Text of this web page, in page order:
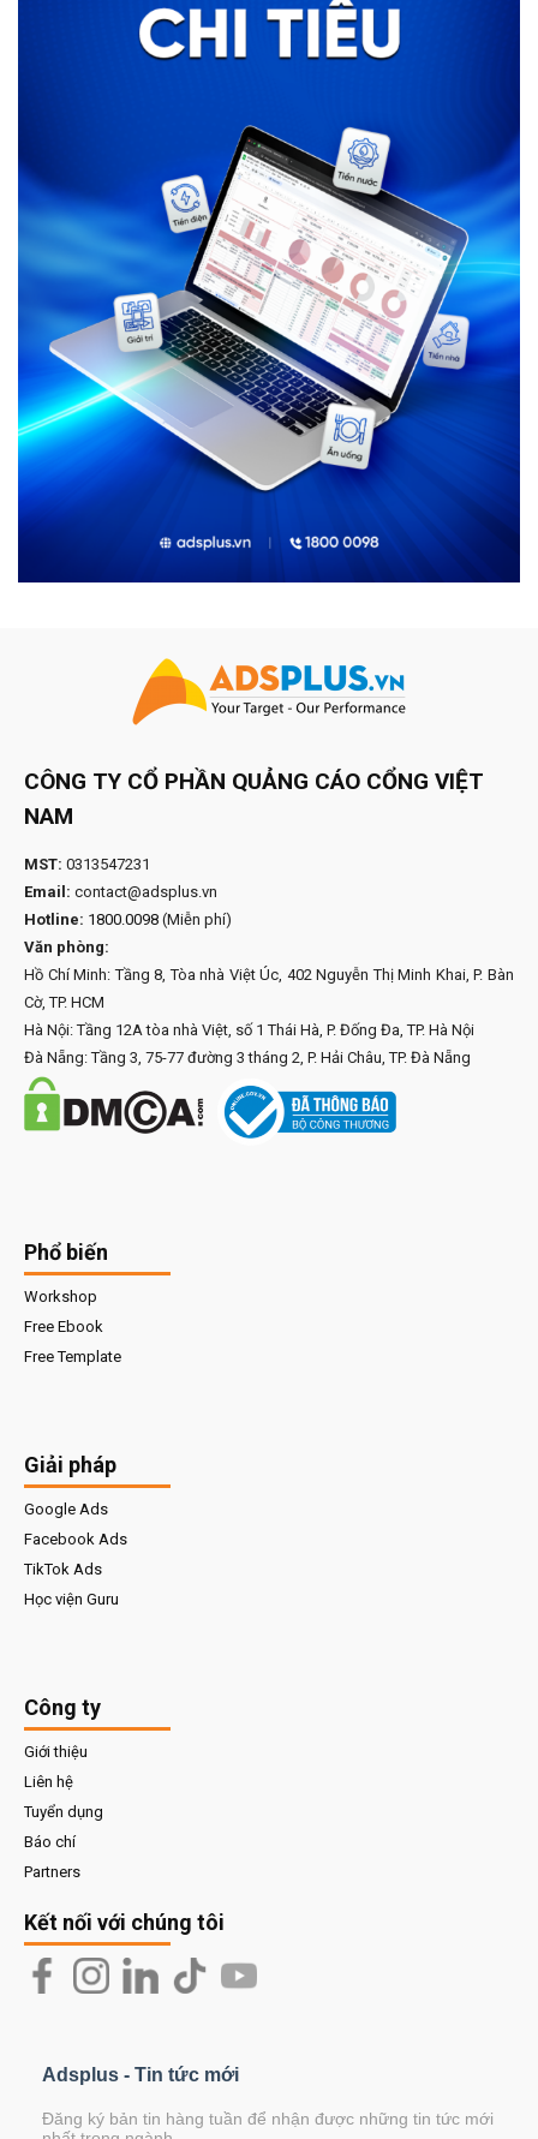
CÔNG TY CỔ PHẦN QUẢNG CÁO CỔNG VIỆT
NAM
MST: 0313547231
Email: contact@adsplus.vn
Hotline: 1800.0098 (Miễn phí)
Văn phòng:
Hồ Chí Minh: Tầng 8, Tòa nhà Việt Úc, 402 Nguyễn Thị Minh Khai, P. Bàn
Cờ, TP. HCM
Hà Nội: Tầng 12A tòa nhà Việt, số 1 Thái Hà, P. Đống Đa, TP. Hà Nội
Đà Nẵng: Tầng 3, 75-77 đường 3 tháng 2, P. Hải Châu, TP. Đà Nẵng
Phổ biến
Workshop
Free Ebook
Free Template
Giải pháp
Google Ads
Facebook Ads
TikTok Ads
Học viện Guru
Công ty
Giới thiệu
Liên hệ
Tuyển dụng
Báo chí
Partners
Kết nối với chúng tôi